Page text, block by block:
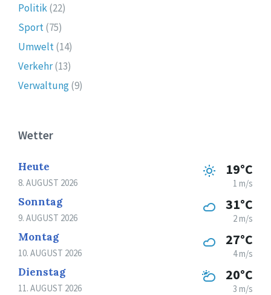
Politik(22)
Sport(75)
Umwelt(14)
Verkehr(13)
Verwaltung(9)
Wetter
Heute
8. AUGUST 2026
19°C
1 m/s
Sonntag
9. AUGUST 2026
31°C
2 m/s
Montag
10. AUGUST 2026
27°C
4 m/s
Dienstag
11. AUGUST 2026
20°C
3 m/s